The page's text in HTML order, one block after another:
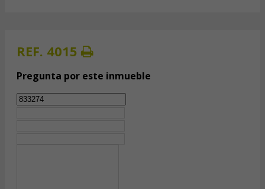
REF. 4015
Pregunta por este inmueble